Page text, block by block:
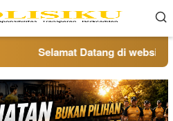
Selamat Datang di website